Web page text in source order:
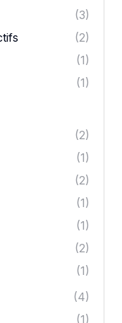
(3)
(2)
(1)
(1)
(2)
(1)
(2)
(1)
(1)
(2)
(1)
(4)
(1)